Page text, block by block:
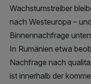
Wachstumstreiber
nach Westeuropa –
Binnennachfrage
In Rumänien etwa
Nachfrage nach
ist innerhalb der